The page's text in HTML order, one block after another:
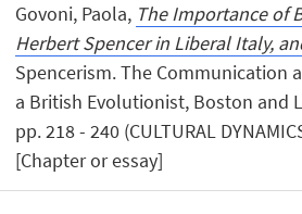
Govoni, Paola, The Importance of
Herbert Spencer in Liberal Italy,
Spencerism. The Communication
a British Evolutionist, Boston and
pp. 218 - 240 (CULTURAL
[Chapter or essay]